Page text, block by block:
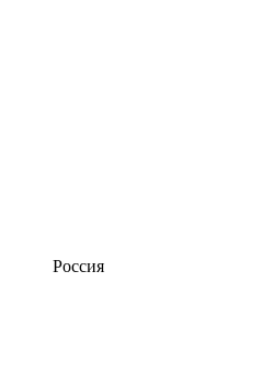
Россия